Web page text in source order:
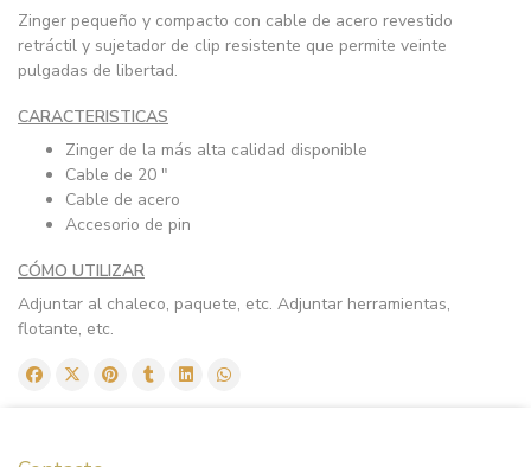
Zinger pequeño y compacto con cable de acero revestido
retráctil y sujetador de clip resistente que permite veinte
pulgadas de libertad.
CARACTERISTICAS
Zinger de la más alta calidad disponible
Cable de 20 "
Cable de acero
Accesorio de pin
CÓMO UTILIZAR
Adjuntar al chaleco, paquete, etc. Adjuntar herramientas,
flotante, etc.